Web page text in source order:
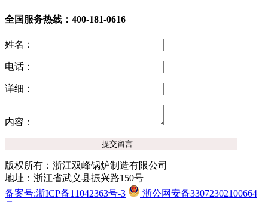
全国服务热线：400-181-0616
姓名：
电话：
详细：
内容：
版权所有：浙江双峰锅炉制造有限公司
地址：浙江省武义县振兴路150号
备案号:浙ICP备11042363号-3
浙公网安备33072302100664